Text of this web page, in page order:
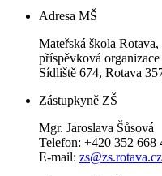
Adresa MŠ
Mateřská škola Rotava,
příspěvková organizace
Sídliště 674, Rotava
Zástupkyně ZŠ
Mgr. Jaroslava Šůsová
Telefon: +420 352 668
E-mail: zs@zs.rotava.cz